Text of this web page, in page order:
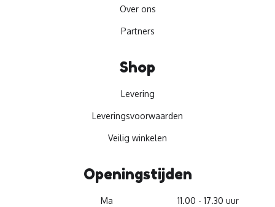
Over ons
Partners
Shop
Levering
Leveringsvoorwaarden
Veilig winkelen
Openingstijden
Ma 11.00 - 17.30 uur